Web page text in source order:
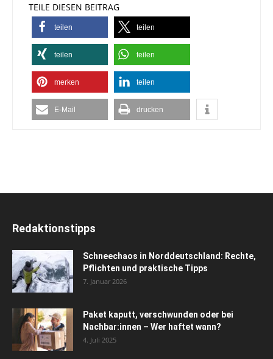
TEILE DIESEN BEITRAG
teilen teilen
teilen teilen
merken teilen
E-Mail drucken
Redaktionstipps
Schneechaos in Norddeutschland: Rechte,
Pflichten und praktische Tipps
7. Januar 2026
Paket kaputt, verschwunden oder bei
Nachbar:innen – Wer haftet wann?
4. Juli 2025